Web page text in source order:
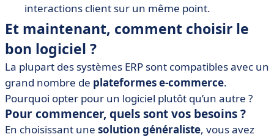
interactions client sur un même point.
Et maintenant, comment choisir le
bon logiciel ?
La plupart des systèmes ERP sont compatibles avec un
grand nombre de plateformes e-commerce.
Pourquoi opter pour un logiciel plutôt qu’un autre ?
Pour commencer, quels sont vos besoins ?
En choisissant une solution généraliste, vous avez